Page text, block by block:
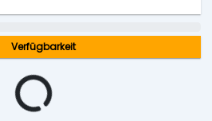
Verfügbarkeit